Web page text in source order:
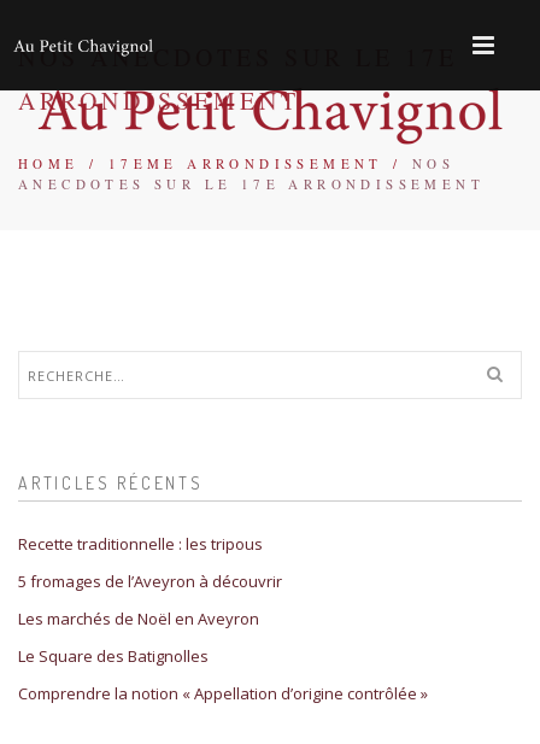
NOS ANECDOTES SUR LE 17E
ARRONDISSEMENT
HOME / 17EME ARRONDISSEMENT /NOS
ANECDOTES SUR LE 17E ARRONDISSEMENT
ARTICLES RÉCENTS
Recette traditionnelle : les tripous
5 fromages de l’Aveyron à découvrir
Les marchés de Noël en Aveyron
Le Square des Batignolles
Comprendre la notion « Appellation d’origine contrôlée »